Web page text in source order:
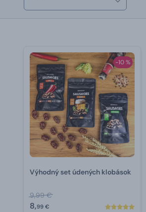
-10 %
Výhodný set údených klobások
9,99 €
8,99 €